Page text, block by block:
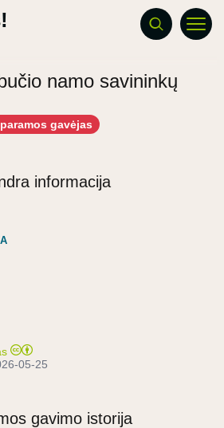
namo savininkų
gavėjas
informacija
05-25
gavimo istorija